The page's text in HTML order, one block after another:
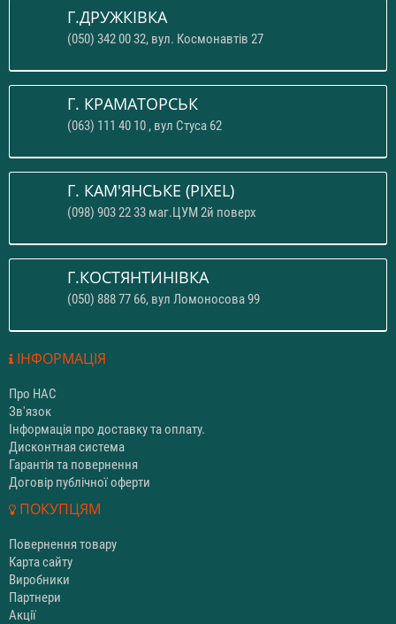
Г.ДРУЖКІВКА
(050) 342 00 32, вул. Космонавтів 27
Г. КРАМАТОРСЬК
(063) 111 40 10 , вул Стуса 62
Г. КАМ'ЯНСЬКЕ (PIXEL)
(098) 903 22 33 маг.ЦУМ 2й поверх
Г.КОСТЯНТИНІВКА
(050) 888 77 66, вул Ломоносова 99
ІНФОРМАЦІЯ
Про НАС
Зв'язок
Інформація про доставку та оплату.
Дисконтная система
Гарантія та повернення
Договір публічної оферти
ПОКУПЦЯМ
Повернення товару
Карта сайту
Виробники
Партнери
Акції